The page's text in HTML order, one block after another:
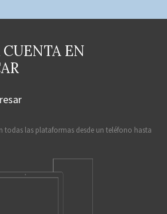
EN
todas las plataformas desde un teléfono hasta